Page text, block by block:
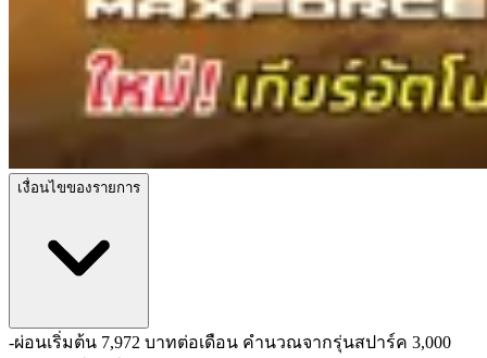
เงื่อนไขของรายการ
-ผ่อนเริ่มต้น 7,972 บาทต่อเดือน คำนวณจากรุ่นสปาร์ค 3,000